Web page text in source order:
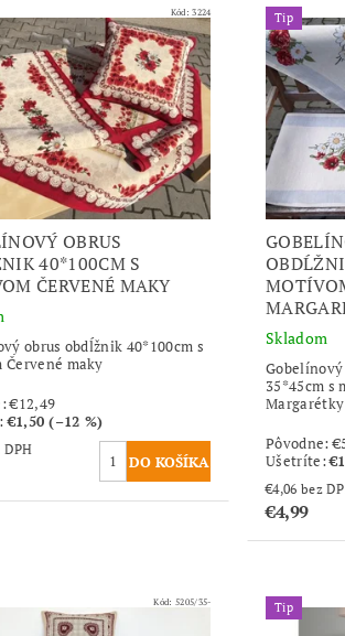
Kód:3224
OBRUS
40*100CM S
ČERVENÉ MAKY
obrus obdĺžnik 40*100cm s
Červené maky
€12,49
:€1,50 (–12 %)
DPH
Tip
Skladom
35*45cm s
Margarétky
Pôvodne:
Ušetríte:
€4,06 bez
€4,99
Kód: 5205/35- Tip